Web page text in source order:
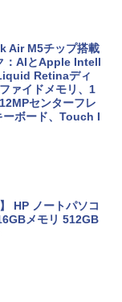
Air M5チップ搭載
：AIとApple Intell
Retinaディ
ァイドメモリ、1
センターフレ
ーボード、Touch I
HP ノートパソコ
メモリ 512GB